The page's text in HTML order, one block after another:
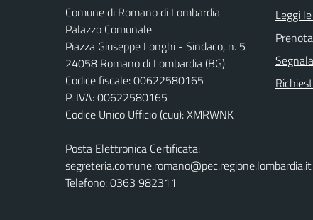
Comune di Romano di Lombardia
Palazzo Comunale
Piazza Giuseppe Longhi - Sindaco, n. 5
24058 Romano di Lombardia (BG)
Codice fiscale: 00622580165
P. IVA: 00622580165
Codice Unico Ufficio (cuu): XMRWNK
Posta Elettronica Certificata:
segreteria.comune.romano@pec.regione.lombardia.it
Telefono: 0363 982311
Leggi